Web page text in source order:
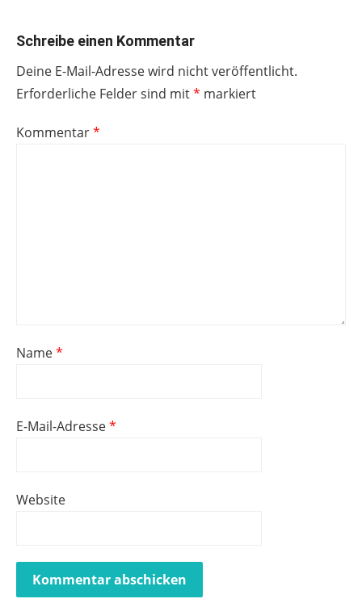
Schreibe einen Kommentar
Deine E-Mail-Adresse wird nicht veröffentlicht.
Erforderliche Felder sind mit* markiert
Kommentar*
Name*
E-Mail-Adresse*
Website